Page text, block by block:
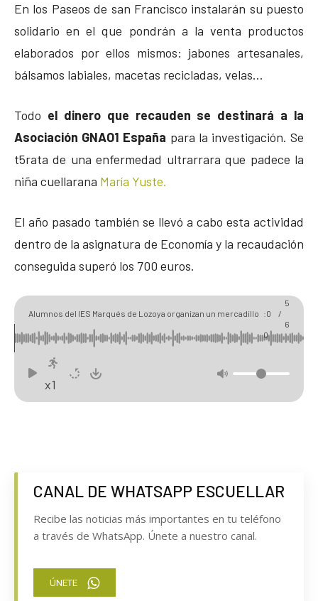
En los Paseos de san Francisco instalarán su puesto
solidario en el que pondrán a la venta productos
elaborados por ellos mismos: jabones artesanales,
bálsamos labiales, macetas recicladas, velas…
Todo el dinero que recauden se destinará a la
Asociación GNAO1 España para la investigación. Se
t5rata de una enfermedad ultrarrara que padece la
niña cuellarana María Yuste.
El año pasado también se llevó a cabo esta actividad
dentro de la asignatura de Economía y la recaudación
conseguida superó los 700 euros.
Alumnos del IES Marqués de Lozoya organizan un mercadillo
solidario a beneficio de GNAO1 España
:0
0
/
5
6
x1
CANAL DE WHATSAPP ESCUELLAR
Recibe las noticias más importantes en tu teléfono
a través de WhatsApp. Únete a nuestro canal.
ÚNETE